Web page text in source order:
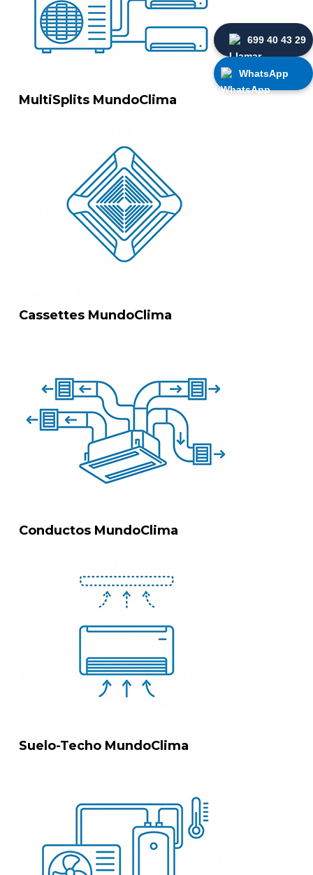
MultiSplits MundoClima
Cassettes MundoClima
Conductos MundoClima
Suelo-Techo MundoClima
699 40 43 29
WhatsApp